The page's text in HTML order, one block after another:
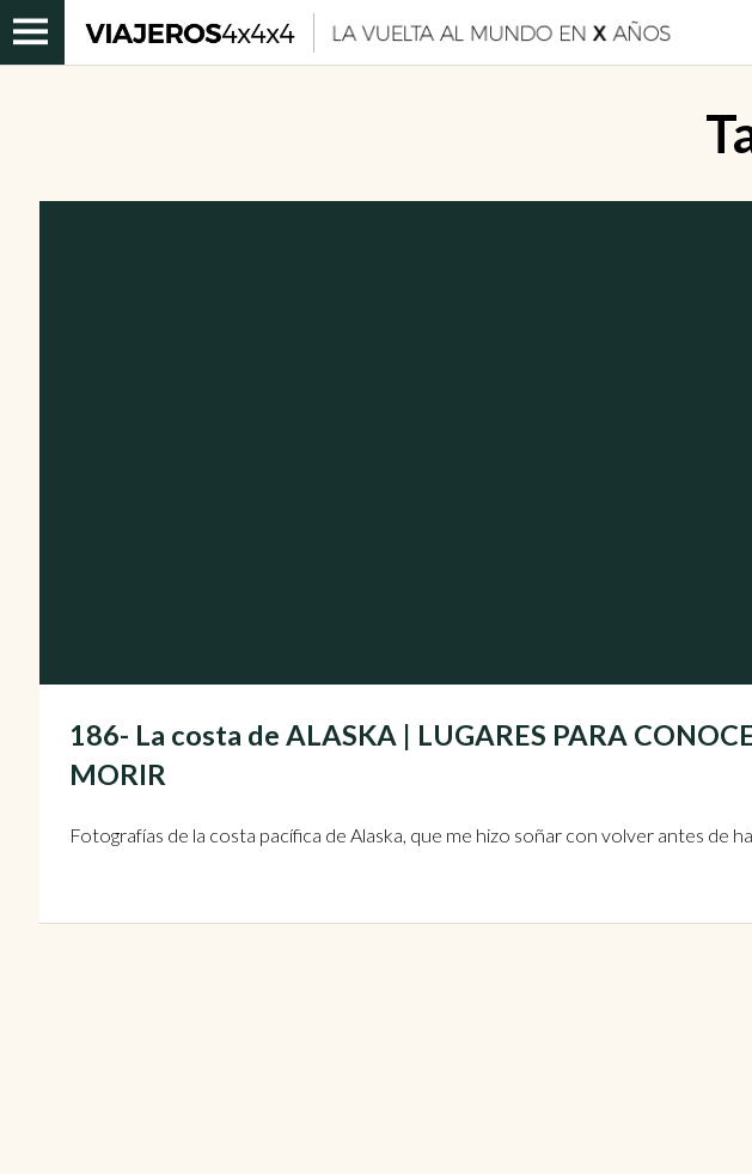
186- La costa de ALASKA | LUGARES PARA
MORIR
Fotografías de la costa pacífica de Alaska, que me hizo soñar con volver antes de